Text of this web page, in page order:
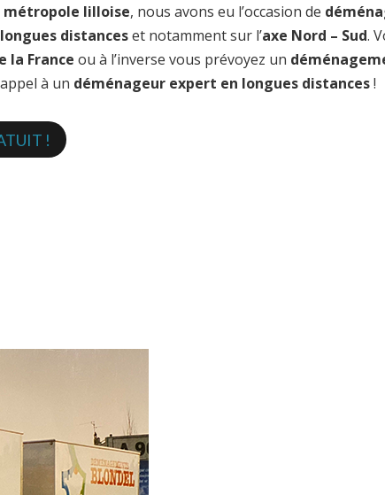
métropole lilloise, nous avons eu l’occasion de
longues distanceset notamment sur l’axe Nord – Sud.
la France ou à l’inverse vous prévoyez un
à un déménageur expert en longues distances!
!